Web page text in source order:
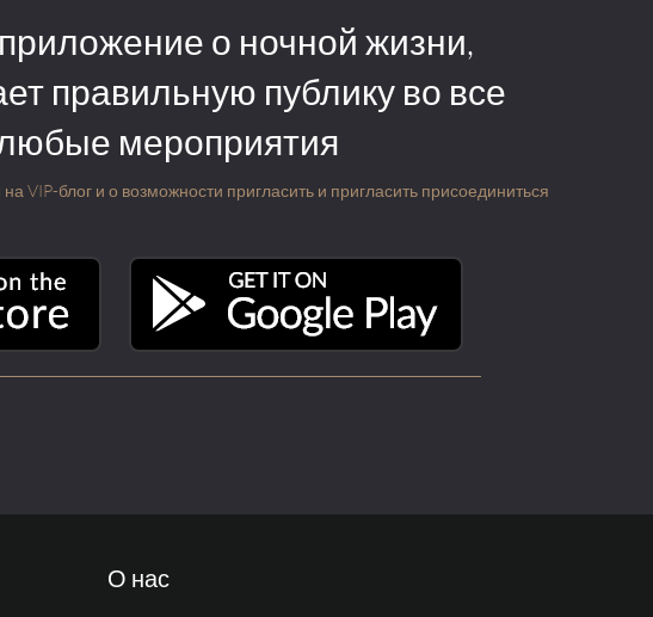
о ночной жизни,
правильную публику во все
мероприятия
VIP-блог и о возможности пригласить и пригласить присоединиться
О нас